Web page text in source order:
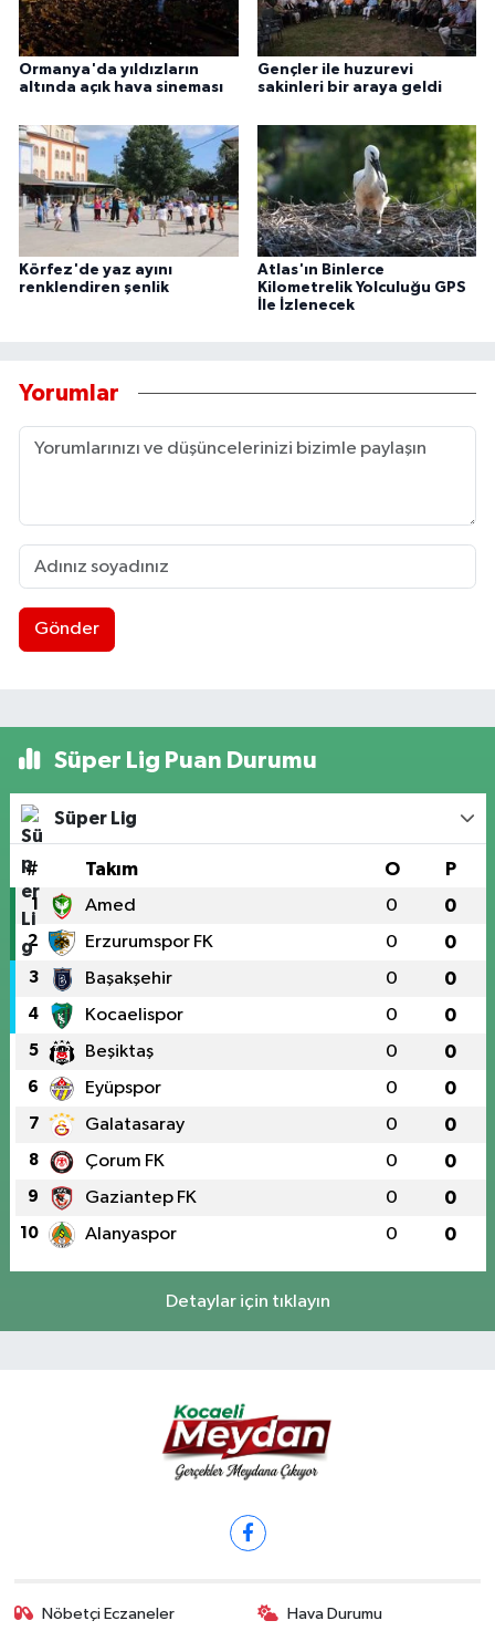
Ormanya'da yıldızların
altında açık hava sineması
Gençler ile huzurevi
sakinleri bir araya geldi
Körfez'de yaz ayını
renklendiren şenlik
Atlas'ın Binlerce
Kilometrelik Yolculuğu GPS
İle İzlenecek
Yorumlar
Gönder
Süper Lig Puan Durumu
Süper Lig
# Takım O P
1 Amed 0 0
2 Erzurumspor FK 0 0
3 Başakşehir 0 0
4 Kocaelispor 0 0
5 Beşiktaş 0 0
6 Eyüpspor 0 0
7 Galatasaray 0 0
8 Çorum FK 0 0
9 Gaziantep FK 0 0
10 Alanyaspor 0 0
Detaylar için tıklayın
Nöbetçi Eczaneler Hava Durumu